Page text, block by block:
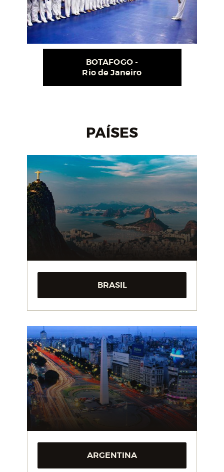
BOTAFOGO -
Rio de Janeiro
PAÍSES
BRASIL
ARGENTINA